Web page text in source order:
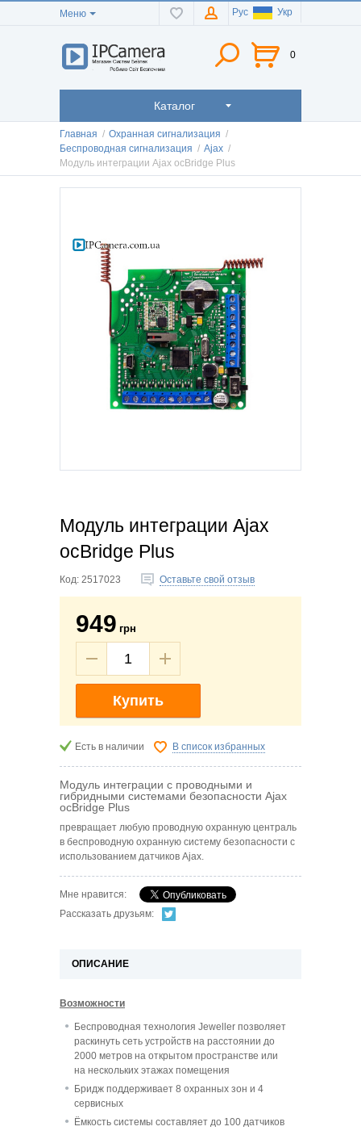
Меню Рус Укр
0
Каталог
Главная / Охранная сигнализация /
Беспроводная сигнализация / Ajax /
Модуль интеграции Ajax ocBridge Plus
Модуль интеграции Ajax
ocBridge Plus
Код: 2517023 Оставьте свой отзыв
949 грн
Купить
Есть в наличии В список избранных
Модуль интеграции с проводными и
гибридными системами безопасности Ajax
ocBridge Plus
превращает любую проводную охранную централь
в беспроводную охранную систему безопасности с
использованием датчиков Ajax.
Мне нравится:
Рассказать друзьям:
ОПИСАНИЕ
Возможности
Беспроводная технология Jeweller позволяет
раскинуть сеть устройств на расстоянии до
2000 метров на открытом пространстве или
на нескольких этажах помещения
Бридж поддерживает 8 охранных зон и 4
сервисных
Ёмкость системы составляет до 100 датчиков